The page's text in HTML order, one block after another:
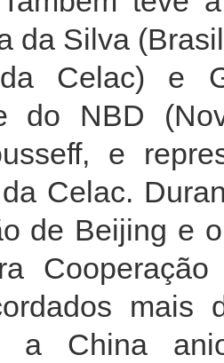
da Silva
Celac) e
do NBD
e
Celac.
de Beijing e
mais
a China